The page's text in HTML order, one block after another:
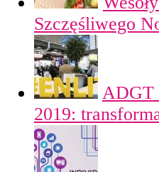
Szczęśliwego
ADGT
2019: